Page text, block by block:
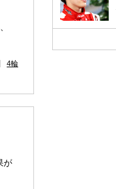
4輪
が